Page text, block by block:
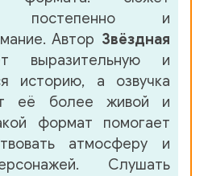
постепенно и
Автор Звёздная
выразительную и
историю, а озвучка
её более живой и
формат помогает
атмосферу и
Слушать